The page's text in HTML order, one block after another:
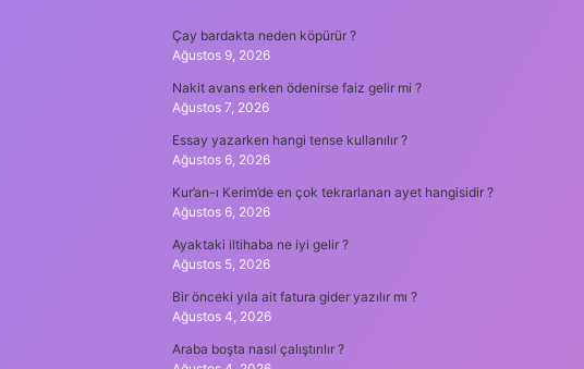
Çay bardakta neden köpürür ?
Ağustos 9, 2026
Nakit avans erken ödenirse faiz gelir mi ?
Ağustos 7, 2026
Essay yazarken hangi tense kullanılır ?
Ağustos 6, 2026
Kur’an-ı Kerim’de en çok tekrarlanan ayet hangisidir ?
Ağustos 6, 2026
Ayaktaki iltihaba ne iyi gelir ?
Ağustos 5, 2026
Bir önceki yıla ait fatura gider yazılır mı ?
Ağustos 4, 2026
Araba boşta nasıl çalıştırılır ?